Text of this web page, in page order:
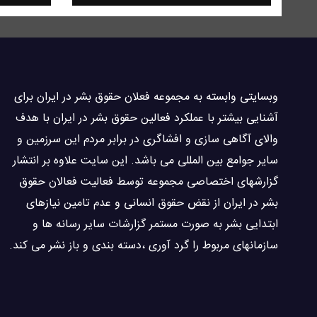
وبسايتى وابسته به مجموعه فعلان حقوق بشر در ایران برای
آشنایی بيشتر با عملکرد فعالین حقوق بشر در ایران با هدف
والاى آگاهى سازی و افشاگرى در برابر مردم این سرزمین و
ساير جوامع بین المللى می باشد. این سایت علاوه بر انتشار
گزارشهای اختصاصی مجموعه توسط فعاليت فعالان حقوق
بشر در ایران از نقض حقوق انسانی و عدم تامین نیازهای
ابتدایی بشر به صورت مستمر گزارشات سایر رسانه ها و
سازمانهای مربوط را گرد آوری ،دسته بندی و باز نشر می كند.